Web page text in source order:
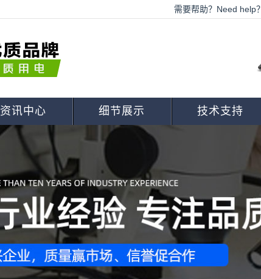
需要帮助？Need help？
资讯中心 细节展示 技术支持